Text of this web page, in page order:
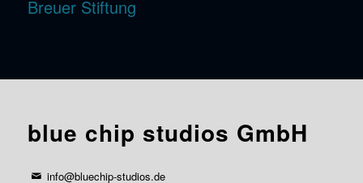
Breuer Stiftung
blue chip studios GmbH
info@bluechip-studios.de